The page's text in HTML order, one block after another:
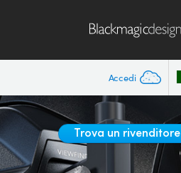
Accedi
Trova un rivenditore